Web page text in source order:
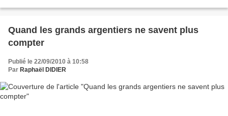
Quand les grands argentiers ne savent plus
compter
Publié le 22/09/2010 à 10:58
Par Raphaël DIDIER